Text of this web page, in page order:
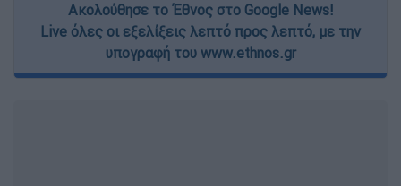
Ακολούθησε το Έθνος στο Google News!
Live όλες οι εξελίξεις λεπτό προς λεπτό, με την
υπογραφή του www.ethnos.gr